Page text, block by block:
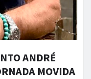
ANDRÉ
MOVIDA